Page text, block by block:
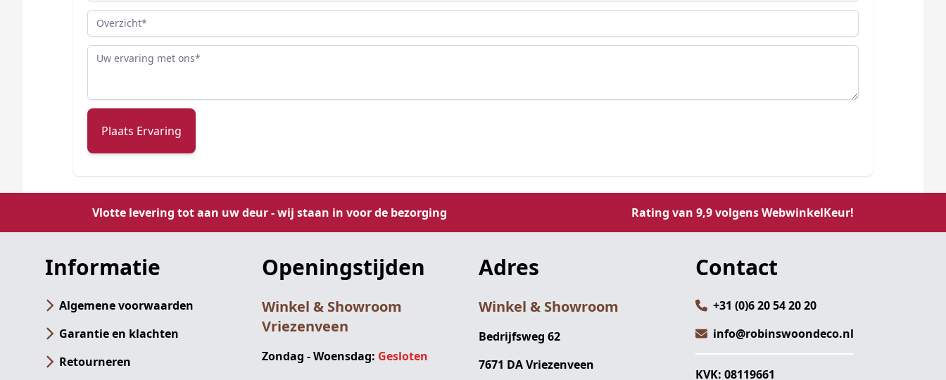
Overzicht
Review
Plaats Ervaring
Vlotte levering tot aan uw deur - wij staan in voor de bezorging Rating van 9,9 volgens WebwinkelKeur!
Informatie
Algemene voorwaarden
Garantie en klachten
Retourneren
Openingstijden
Winkel & Showroom
Vriezenveen
Zondag - Woensdag: Gesloten
Adres
Winkel & Showroom
Bedrijfsweg 62
7671 DA Vriezenveen
Contact
+31 (0)6 20 54 20 20
info@robinswoondeco.nl
KVK: 08119661